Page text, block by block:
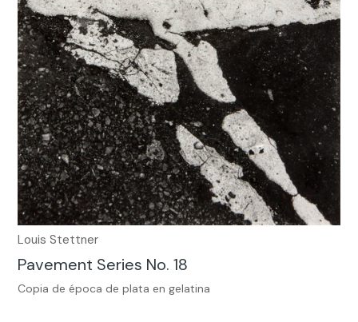
Louis Stettner
Pavement Series No. 18
Copia de época de plata en gelatina